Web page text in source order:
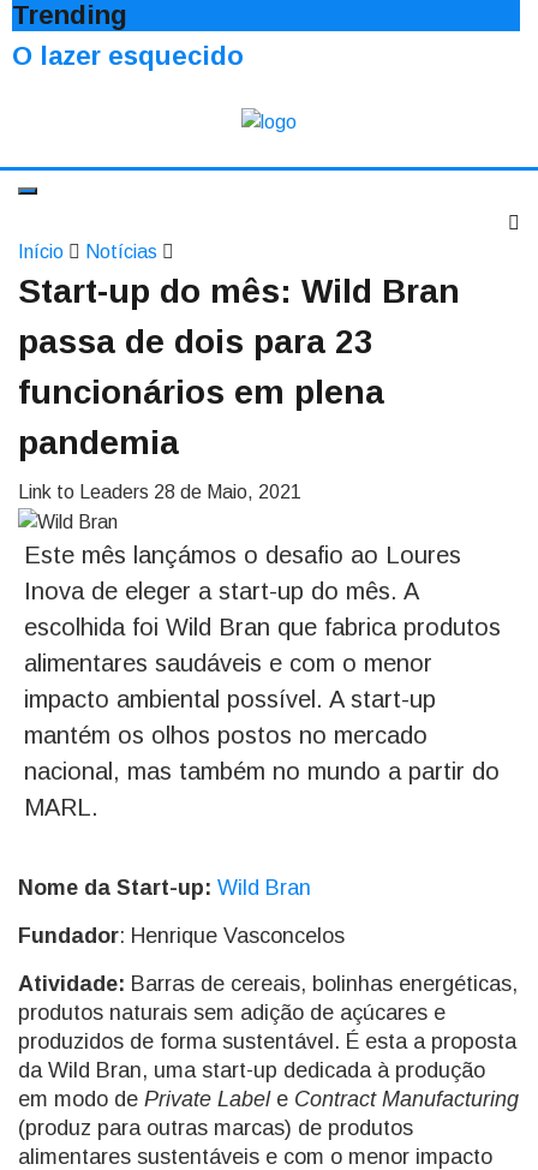
Trending
O lazer esquecido
Início Notícias
Start-up do mês: Wild Bran
passa de dois para 23
funcionários em plena
pandemia
Link to Leaders 28 de Maio, 2021
Este mês lançámos o desafio ao Loures
Inova de eleger a start-up do mês. A
escolhida foi Wild Bran que fabrica produtos
alimentares saudáveis e com o menor
impacto ambiental possível. A start-up
mantém os olhos postos no mercado
nacional, mas também no mundo a partir do
MARL.
Nome da Start-up: Wild Bran
Fundador: Henrique Vasconcelos
Atividade: Barras de cereais, bolinhas energéticas,
produtos naturais sem adição de açúcares e
produzidos de forma sustentável. É esta a proposta
da Wild Bran, uma start-up dedicada à produção
em modo de Private Labele Contract Manufacturing
(produz para outras marcas) de produtos
alimentares sustentáveis e com o menor impacto